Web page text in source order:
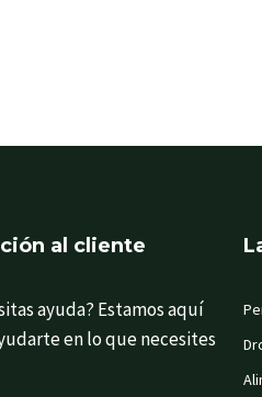
al cliente
ayuda? Estamos aquí
en lo que necesites